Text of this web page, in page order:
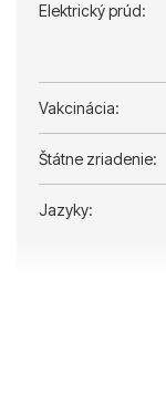
Elektrický prúd:
Vakcinácia:
Štátne zriadenie:
Jazyky: